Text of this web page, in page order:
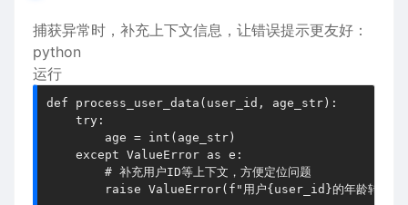
捕获异常时，补充上下文信息，让错误提示更友好：
python
运行
def process_user_data(user_id, age_str):
    try:
        age = int(age_str)
    except ValueError as e:
        # 补充用户ID等上下文，方便定位问题
raise ValueError(f"用户{user_id}的年龄转换失